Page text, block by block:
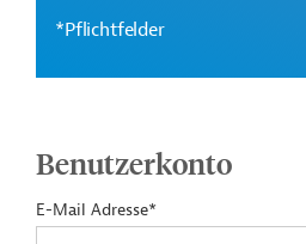
*Pflichtfelder
Benutzerkonto
E-Mail Adresse*